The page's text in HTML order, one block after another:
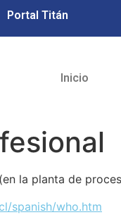
Portal Titán
Inicio
la planta de
spanish/who.htm